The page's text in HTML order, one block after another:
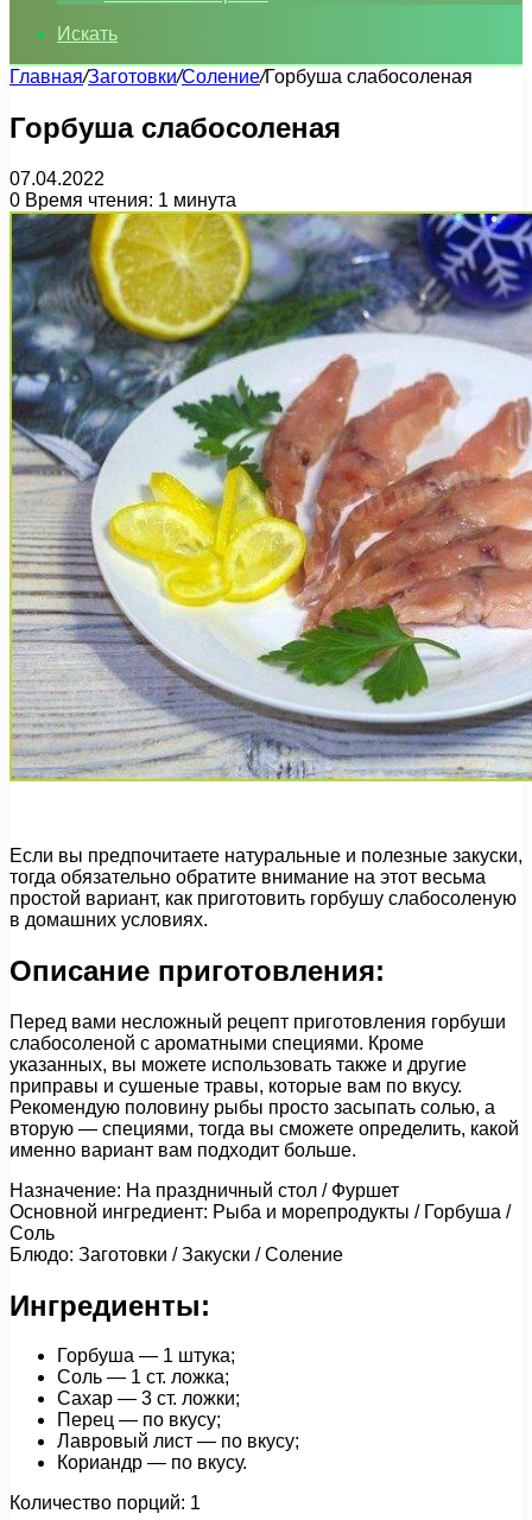
Искать
Главная/Заготовки/Соление/Горбуша слабосоленая
Горбуша слабосоленая
07.04.2022
0 Время чтения: 1 минута
Если вы предпочитаете натуральные и полезные закуски,
тогда обязательно обратите внимание на этот весьма
простой вариант, как приготовить горбушу слабосоленую
в домашних условиях.
Описание приготовления:
Перед вами несложный рецепт приготовления горбуши
слабосоленой с ароматными специями. Кроме
указанных, вы можете использовать также и другие
приправы и сушеные травы, которые вам по вкусу.
Рекомендую половину рыбы просто засыпать солью, а
вторую — специями, тогда вы сможете определить, какой
именно вариант вам подходит больше.
Назначение: На праздничный стол / Фуршет
Основной ингредиент: Рыба и морепродукты / Горбуша /
Соль
Блюдо: Заготовки / Закуски / Соление
Ингредиенты:
Горбуша — 1 штука;
Соль — 1 ст. ложка;
Сахар — 3 ст. ложки;
Перец — по вкусу;
Лавровый лист — по вкусу;
Кориандр — по вкусу.
Количество порций: 1